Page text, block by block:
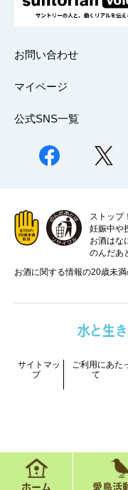
ホーム 愛鳥活
お問い合わせ
マイページ
公式SNS一覧
ストップ
妊娠中や
お酒はな
のんだあ
お酒に関する情報の20歳未
COPYRIGHT ©
サイトマッ
プ
ご利用にあた
て